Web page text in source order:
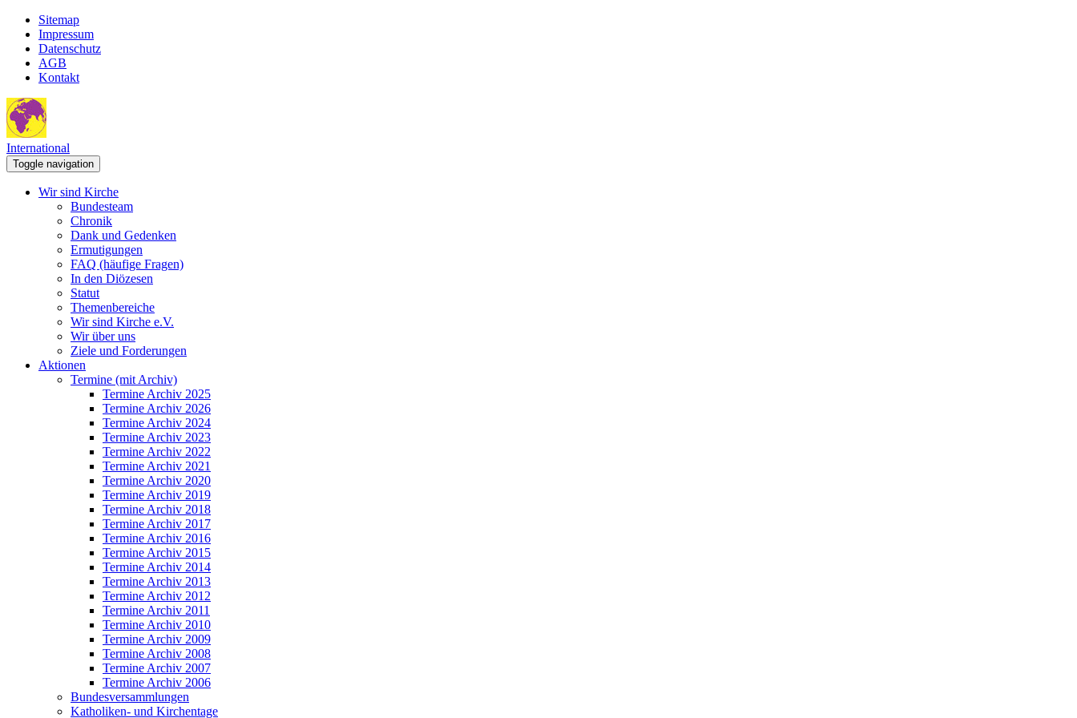
Sitemap
Impressum
Datenschutz
AGB
Kontakt
International
Toggle navigation
Wir sind Kirche
Bundesteam
Chronik
Dank und Gedenken
Ermutigungen
FAQ (häufige Fragen)
In den Diözesen
Statut
Themenbereiche
Wir sind Kirche e.V.
Wir über uns
Ziele und Forderungen
Aktionen
Termine (mit Archiv)
Termine Archiv 2025
Termine Archiv 2026
Termine Archiv 2024
Termine Archiv 2023
Termine Archiv 2022
Termine Archiv 2021
Termine Archiv 2020
Termine Archiv 2019
Termine Archiv 2018
Termine Archiv 2017
Termine Archiv 2016
Termine Archiv 2015
Termine Archiv 2014
Termine Archiv 2013
Termine Archiv 2012
Termine Archiv 2011
Termine Archiv 2010
Termine Archiv 2009
Termine Archiv 2008
Termine Archiv 2007
Termine Archiv 2006
Bundesversammlungen
Katholiken- und Kirchentage